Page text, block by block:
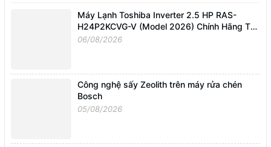
Máy Lạnh Toshiba Inverter 2.5 HP RAS-
H24P2KCVG-V (Model 2026) Chính Hãng Tại
Điện Máy Nguyễn Linh
06/08/2026
Công nghệ sấy Zeolith trên máy rửa chén
Bosch
05/08/2026